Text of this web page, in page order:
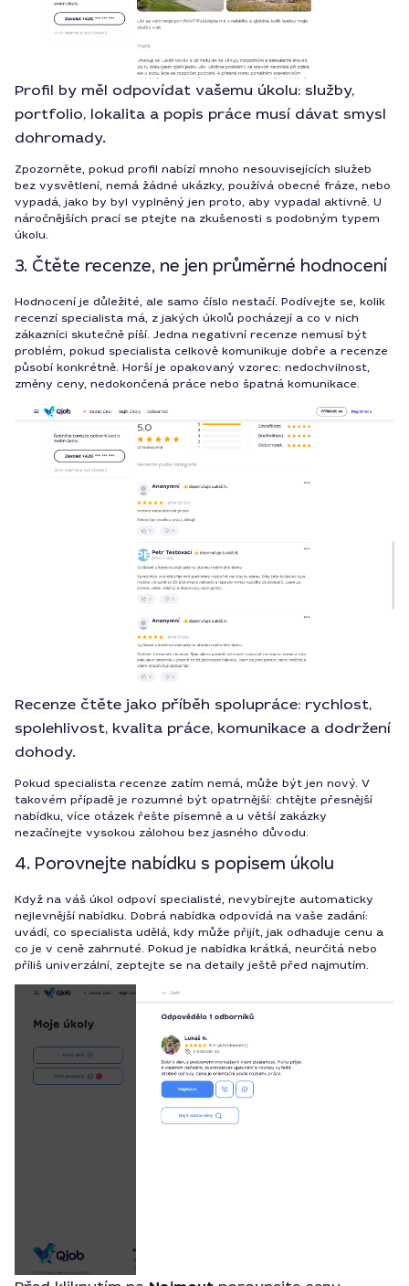
Profil by měl odpovídat vašemu úkolu: služby,
portfolio, lokalita a popis práce musí dávat smysl
dohromady.
Zpozorněte, pokud profil nabízí mnoho nesouvisejících služeb
bez vysvětlení, nemá žádné ukázky, používá obecné fráze, nebo
vypadá, jako by byl vyplněný jen proto, aby vypadal aktivně. U
náročnějších prací se ptejte na zkušenosti s podobným typem
úkolu.
3. Čtěte recenze, ne jen průměrné hodnocení
Hodnocení je důležité, ale samo číslo nestačí. Podívejte se, kolik
recenzí specialista má, z jakých úkolů pocházejí a co v nich
zákazníci skutečně píší. Jedna negativní recenze nemusí být
problém, pokud specialista celkově komunikuje dobře a recenze
působí konkrétně. Horší je opakovaný vzorec: nedochvilnost,
změny ceny, nedokončená práce nebo špatná komunikace.
Recenze čtěte jako příběh spolupráce: rychlost,
spolehlivost, kvalita práce, komunikace a dodržení
dohody.
Pokud specialista recenze zatím nemá, může být jen nový. V
takovém případě je rozumné být opatrnější: chtějte přesnější
nabídku, více otázek řešte písemně a u větší zakázky
nezačínejte vysokou zálohou bez jasného důvodu.
4. Porovnejte nabídku s popisem úkolu
Když na váš úkol odpoví specialisté, nevybírejte automaticky
nejlevnější nabídku. Dobrá nabídka odpovídá na vaše zadání:
uvádí, co specialista udělá, kdy může přijít, jak odhaduje cenu a
co je v ceně zahrnuté. Pokud je nabídka krátká, neurčitá nebo
příliš univerzální, zeptejte se na detaily ještě před najmutím.